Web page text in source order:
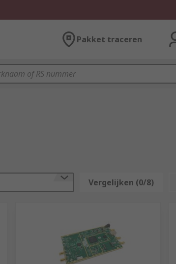
Pakket traceren
Vergelijken (0/8)